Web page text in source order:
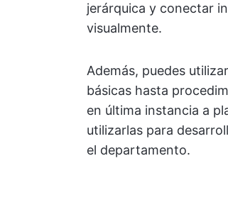
jerárquica y conectar
visualmente.
Además, puedes
básicas hasta
en última instancia a
utilizarlas para
el departamento.